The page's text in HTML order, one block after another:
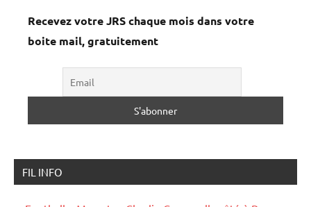
Recevez votre JRS chaque mois dans votre
boite mail, gratuitement
FIL INFO